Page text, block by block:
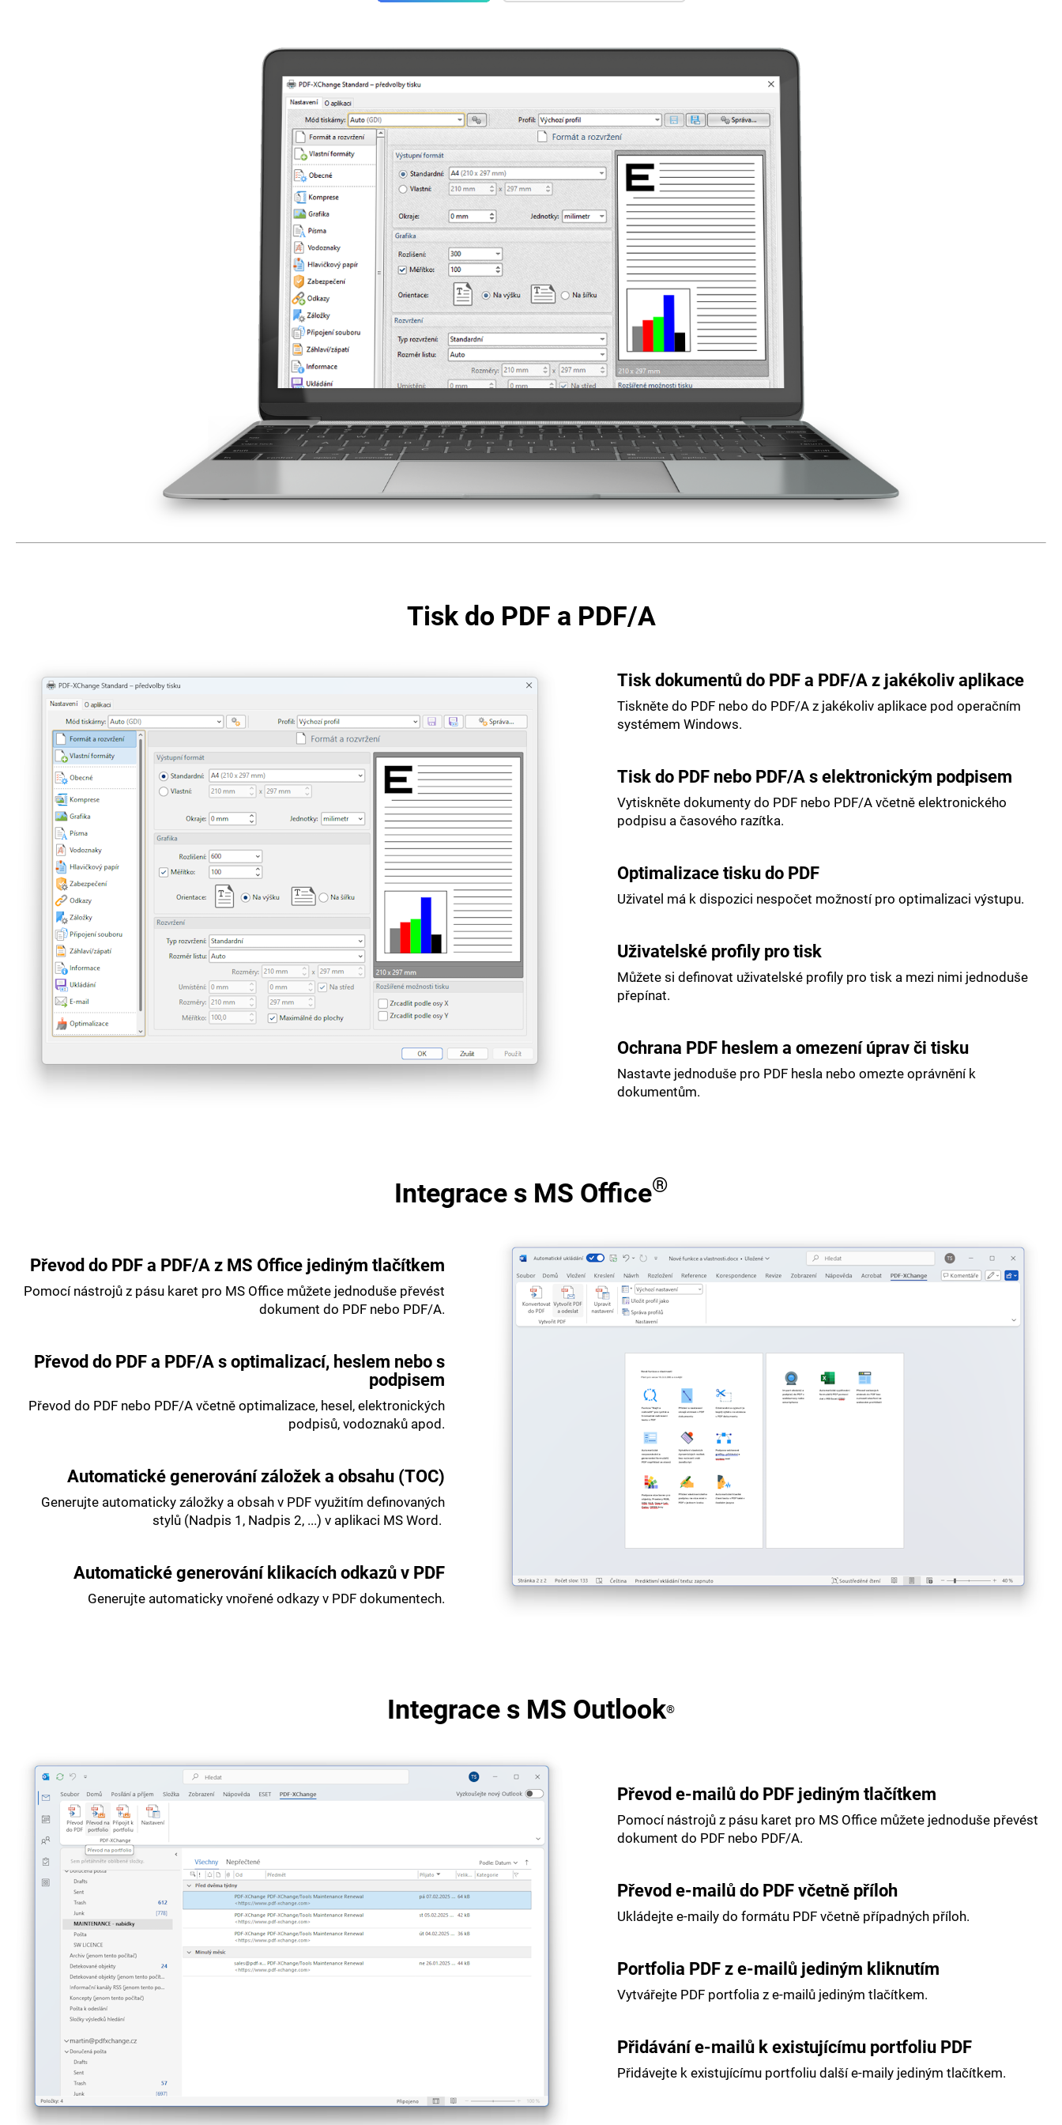
Tisk do PDF a PDF/A
Tisk dokumentů do PDF a PDF/A z jakékoliv aplikace
Tiskněte do PDF nebo do PDF/A z jakékoliv aplikace pod operačním
systémem Windows.
Tisk do PDF nebo PDF/A s elektronickým podpisem
Vytiskněte dokumenty do PDF nebo PDF/A včetně elektronického
podpisu a časového razítka.
Optimalizace tisku do PDF
Uživatel má k dispozici nespočet možností pro optimalizaci výstupu.
Uživatelské profily pro tisk
Můžete si definovat uživatelské profily pro tisk a mezi nimi jednoduše
přepínat.
Ochrana PDF heslem a omezení úprav či tisku
Nastavte jednoduše pro PDF hesla nebo omezte oprávnění k
dokumentům.
Integrace s MS Office®
Převod do PDF a PDF/A z MS Office jediným tlačítkem
Pomocí nástrojů z pásu karet pro MS Office můžete jednoduše převést
dokument do PDF nebo PDF/A.
Převod do PDF a PDF/A s optimalizací, heslem nebo s
podpisem
Převod do PDF nebo PDF/A včetně optimalizace, hesel, elektronických
podpisů, vodoznaků apod.
Automatické generování záložek a obsahu (TOC)
Generujte automaticky záložky a obsah v PDF využitím definovaných
stylů (Nadpis 1, Nadpis 2, ...) v aplikaci MS Word.
Automatické generování klikacích odkazů v PDF
Generujte automaticky vnořené odkazy v PDF dokumentech.
Integrace s MS Outlook®
Převod e-mailů do PDF jediným tlačítkem
Pomocí nástrojů z pásu karet pro MS Office můžete jednoduše převést
dokument do PDF nebo PDF/A.
Převod e-mailů do PDF včetně příloh
Ukládejte e-maily do formátu PDF včetně případných příloh.
Portfolia PDF z e-mailů jediným kliknutím
Vytvářejte PDF portfolia z e-mailů jediným tlačítkem.
Přidávání e-mailů k existujícímu portfoliu PDF
Přidávejte k existujícímu portfoliu další e-maily jediným tlačítkem.